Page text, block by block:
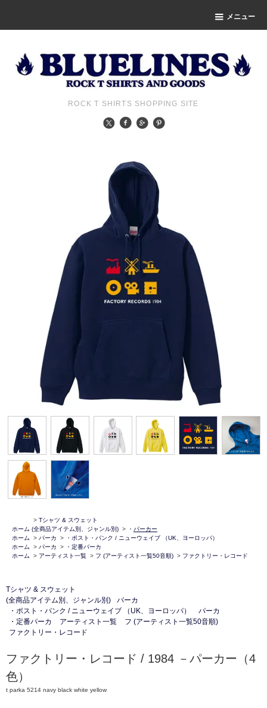
メニュー
ROCK T SHIRTS SHOPPING SITE
ホーム
> Tシャツ & スウェット
(全商品アイテム別、ジャンル別) > ・ パーカー
ホーム
> パーカ >
・ポスト・パンク / ニューウェイブ （UK、ヨーロッパ）
ホーム
> パーカ >
・定番パーカ
ホーム
> アーティスト一覧 > フ (アーティスト一覧50音順) > ファクトリー・レコード
Tシャツ & スウェット
(全商品アイテム別、ジャンル別)
パーカ
・ポスト・パンク / ニューウェイブ （UK、ヨーロッパ）
パーカ
・定番パーカ
アーティスト一覧
フ (アーティスト一覧50音順)
ファクトリー・レコード
ファクトリー・レコード / 1984 －パーカー（4
色）
t parka 5214 navy black white yellow